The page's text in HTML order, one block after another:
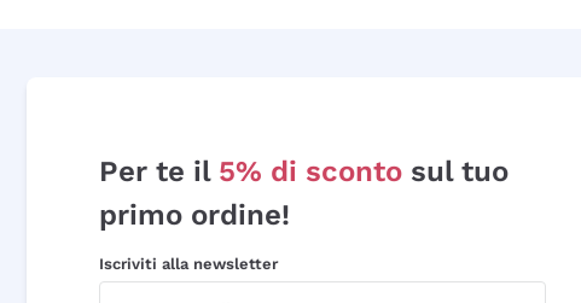
Per te il 5% di sconto sul tuo
primo ordine!
Iscriviti alla newsletter